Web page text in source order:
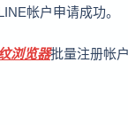
帐户申请成功。
浏览器批量注册帐户